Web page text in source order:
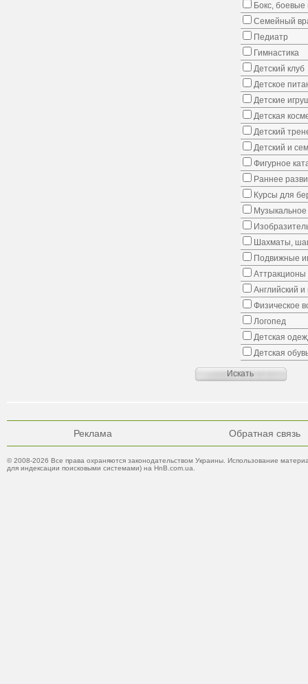
Бокс, боевые
Семейный
Педиатр
Гимнастика
Детский клуб
Детское
Детские
Детская
Детский
Детский и
Фигурное
Раннее
Курсы для
Шахматы,
Подвижные
Аттракционы
Английский
Физическое
Логопед
Детская
Детская
Реклама Обратная связь
© 2008-2026 Все права охраняются законодательством Украины. Использование
для индексации поисковыми системами) на HnB.com.ua.